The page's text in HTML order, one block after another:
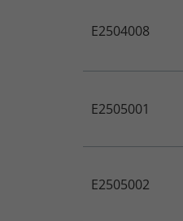
E2504008
E2505001
E2505002